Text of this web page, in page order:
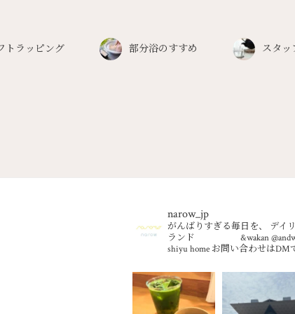
トラッピング 部分浴のすすめ スタッ
narow_jp
がんばりすぎる毎日を、 デイ
ランド &wakan
shiyu homeお問い合わせはDM